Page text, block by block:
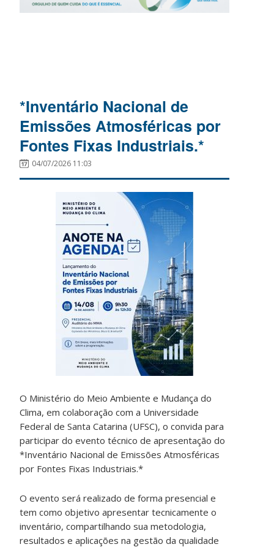
*Inventário Nacional de
Emissões Atmosféricas por
Fontes Fixas Industriais.*
04/07/2026 11:03
O Ministério do Meio Ambiente e Mudança do
Clima, em colaboração com a Universidade
Federal de Santa Catarina (UFSC), o convida para
participar do evento técnico de apresentação do
*Inventário Nacional de Emissões Atmosféricas
por Fontes Fixas Industriais.*
O evento será realizado de forma presencial e
tem como objetivo apresentar tecnicamente o
inventário, compartilhando sua metodologia,
resultados e aplicações na gestão da qualidade